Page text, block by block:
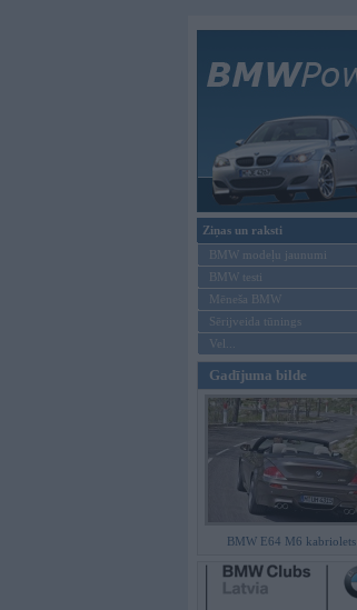
Ziņas un raksti
BMW modeļu jaunumi
BMW testi
Mēneša BMW
Sērijveida tūnings
Vel...
Gadījuma bilde
BMW E64 M6 kabriolets